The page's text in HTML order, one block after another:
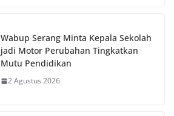
Wabup Serang Minta Kepala Sekolah
jadi Motor Perubahan Tingkatkan
Mutu Pendidikan
2 Agustus 2026